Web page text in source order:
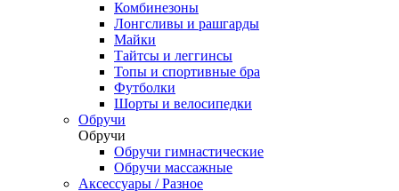
Комбинезоны
Лонгсливы и рашгарды
Майки
Тайтсы и леггинсы
Топы и спортивные бра
Футболки
Шорты и велосипедки
Обручи
Обручи
Обручи гимнастические
Обручи массажные
Аксессуары / Разное